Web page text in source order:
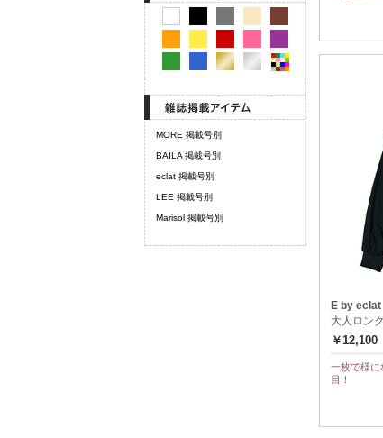
MORE 掲載号別
BAILA 掲載号別
eclat 掲載号別
LEE 掲載号別
Marisol 掲載号別
E by eclat
大人ロン
￥12,100
一枚で様に
目！